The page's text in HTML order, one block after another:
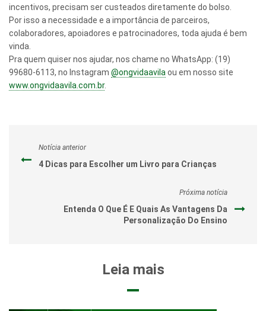
incentivos, precisam ser custeados diretamente do bolso.
Por isso a necessidade e a importância de parceiros,
colaboradores, apoiadores e patrocinadores, toda ajuda é bem
vinda.
Pra quem quiser nos ajudar, nos chame no WhatsApp: (19)
99680-6113, no Instagram @ongvidaavilaou em nosso site
www.ongvidaavila.com.br.
Notícia anterior
4 Dicas para Escolher um Livro para Crianças
Próxima notícia
Entenda O Que É E Quais As Vantagens Da
Personalização Do Ensino
Leia mais